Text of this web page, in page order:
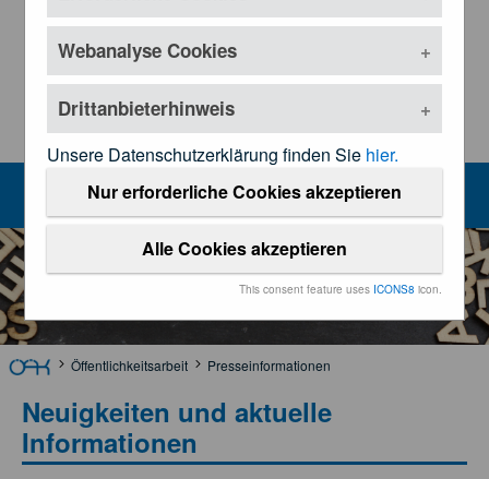
Webanalyse Cookies
Drittanbieterhinweis
Unsere Datenschutzerklärung finden Sie hier.
Nur erforderliche Cookies akzeptieren
Alle Cookies akzeptieren
This consent feature uses ICONS8 icon.
Landesärztekammern
Presseinformationen
MENU
Öffentlichkeitsarbeit Presseinformationen
Neuigkeiten und aktuelle
Informationen